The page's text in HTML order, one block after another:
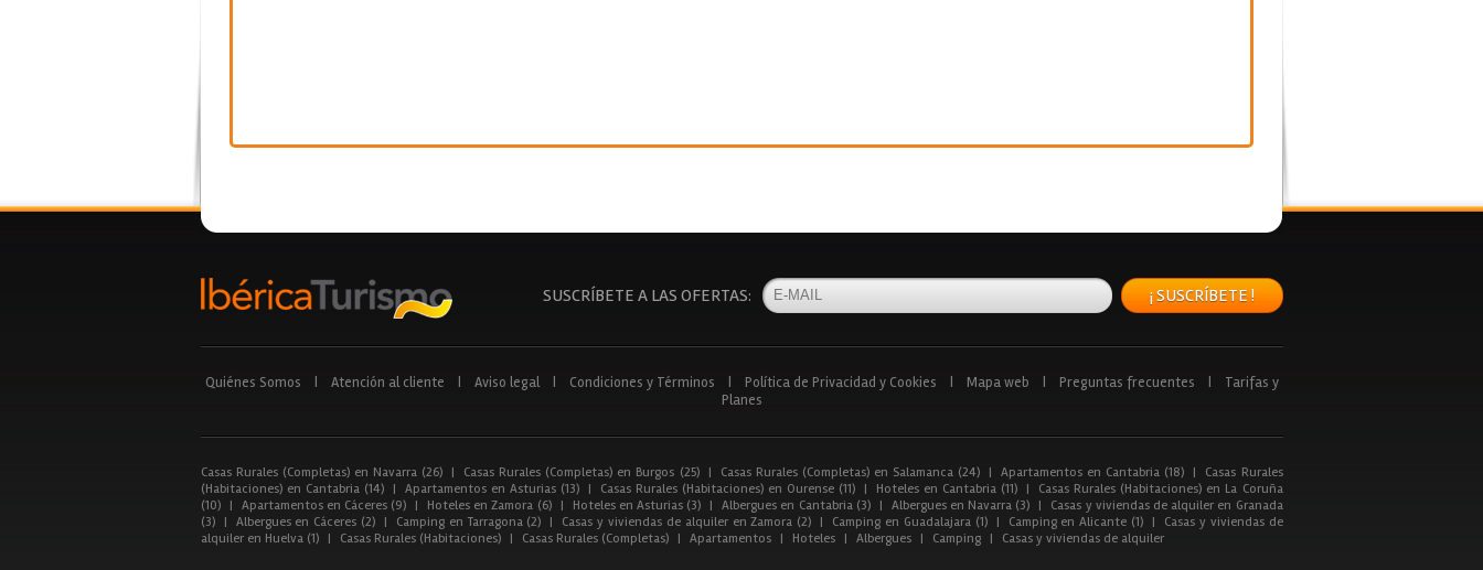
SUSCRÍBETE A LAS OFERTAS: ¡ SUSCRÍBETE !
Quiénes Somos Atención al cliente Aviso legal Condiciones y Términos Política de Privacidad y Cookies Mapa web Preguntas frecuentes
Tarifas y
Planes
Casas Rurales (Completas) en Navarra (26) | Casas Rurales (Completas) en Burgos (25) | Casas Rurales (Completas) en Salamanca (24) | Apartamentos en Cantabria (18) |
Casas Rurales
(Habitaciones) en Cantabria (14)
| Apartamentos en Asturias (13) | Casas Rurales (Habitaciones) en Ourense (11) | Hoteles en Cantabria (11) |
Casas Rurales (Habitaciones) en La Coruña
(10)
| Apartamentos en Cáceres (9) | Hoteles en Zamora (6) | Hoteles en Asturias (3) | Albergues en Cantabria (3) | Albergues en Navarra (3) |
Casas y viviendas de alquiler en Granada
(3)
| Albergues en Cáceres (2) | Camping en Tarragona (2) | Casas y viviendas de alquiler en Zamora (2) | Camping en Guadalajara (1) | Camping en Alicante (1) |
Casas y viviendas de
alquiler en Huelva (1)
| Casas Rurales (Habitaciones) | Casas Rurales (Completas) | Apartamentos | Hoteles | Albergues | Camping | Casas y viviendas de alquiler